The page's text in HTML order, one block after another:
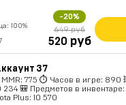
100%
-20%
649 руб
520 руб
37
MMR: 775 ⏱ Часов в игре: 890
234 🎒 Предметов в
Plus: 10 570